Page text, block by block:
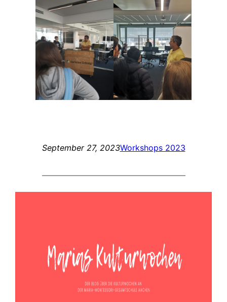
September 27, 2023Workshops 2023